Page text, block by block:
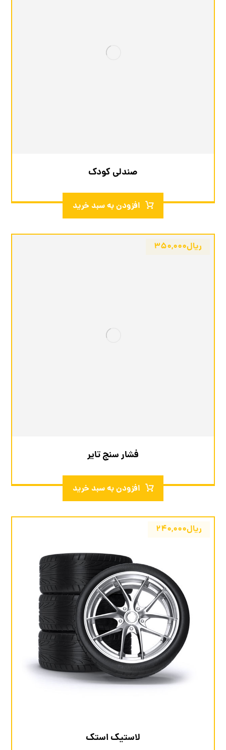
صندلی کودک
افزودن به سبد خرید
فشار سنج تایر
ریال۳۵۰,۰۰۰
افزودن به سبد خرید
لاستیک استک
ریال۲۴۰,۰۰۰